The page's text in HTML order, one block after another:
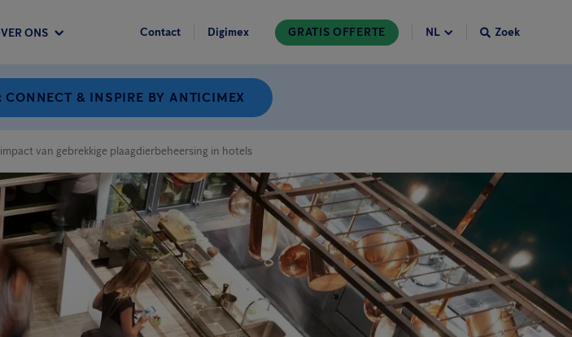
ONS Contact Digimex GRATIS OFFERTE Zoek
& INSPIRE BY ANTICIMEX
van gebrekkige plaagdierbeheersing in hotels